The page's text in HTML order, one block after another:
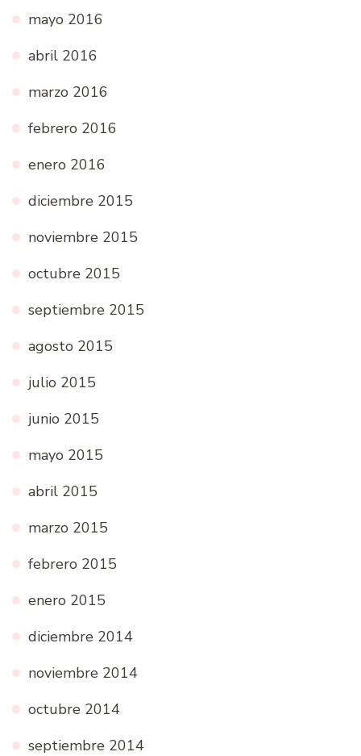
mayo 2016
abril 2016
marzo 2016
febrero 2016
enero 2016
diciembre 2015
noviembre 2015
octubre 2015
septiembre 2015
agosto 2015
julio 2015
junio 2015
mayo 2015
abril 2015
marzo 2015
febrero 2015
enero 2015
diciembre 2014
noviembre 2014
octubre 2014
septiembre 2014